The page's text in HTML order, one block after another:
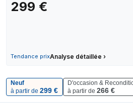
299 €
Tendance prixAnalyse détaillée ›
7 juillet 2026
1 août 2026
Neuf
à partir de 299 €
D'occasion &
à partir de 266 €